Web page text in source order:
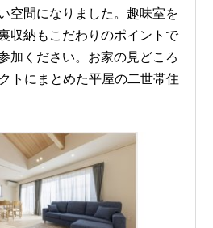
空間になりました。趣味室を
収納もこだわりのポイントで
加ください。お家の見どころ
にまとめた平屋の二世帯住